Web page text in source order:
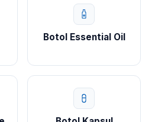
Botol Essential Oil